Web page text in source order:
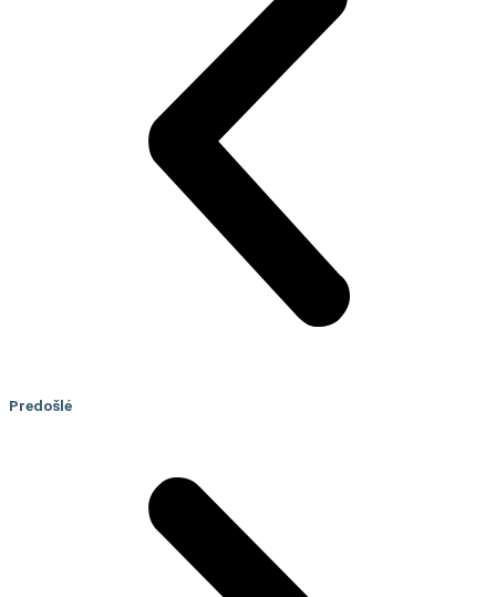
Predošlé